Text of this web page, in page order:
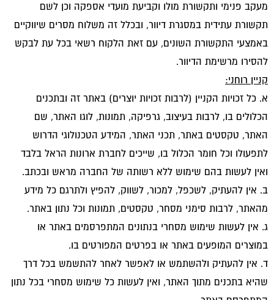
מעקב פנימי ותקשורת מולו וקביעת מועדי אספקה וכן לשם
תקשורת עתידית במסגרת דיוור, ובכלל זה משלוח מסרים שיווקיים
באמצעי התקשורת השונים, עם זאת הלקוח רשאי בכל עת לבקש
להסירו מרשימת הדיוור.
קניין רוחני:
א. כל זכויות הקניין (לרבות זכויות יוצרים) באתר זה ובתכנים
הכלולים בו, לרבות בעיצוב, גרפיקה, תמונות, לוגו האתר, שם
האתר, טקסטים באתר, תכני האתר, המידע הטכנולוגי הדרוש
לתפעולו וכל חומר הכלול בו, שייכים לחברת ארונות הראל בלבד
ואין לעשות בהם שימוש ללא רשותה של החברה מראש ובכתב.
ב. אין להעתיק, לשכפל, למכור, לשווק, להפיץ ולתרגם כל מידע
מהאתר, לרבות סימני מסחר, טקסטים, תמונות וכל נתון באתר.
ג. אין לעשות שימוש מסחרי בנתונים המתפרסמים באתר או
במוצרים המופעים באתר או בפרטים המפורטים בו.
ד. אין להעתיק ולהשתמש או לאפשר לאחר להתשמש בכל דרך
שהיא בתכנים מתוך האתר, ואין לעשות כל שימוש מסחרי בכל נתון